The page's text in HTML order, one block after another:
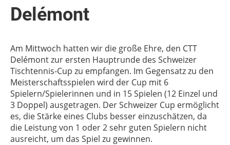
Delémont
Am Mittwoch hatten wir die große Ehre, den CTT
Delémont zur ersten Hauptrunde des Schweizer
Tischtennis-Cup zu empfangen. Im Gegensatz zu den
Meisterschaftsspielen wird der Cup mit 6
Spielern/Spielerinnen und in 15 Spielen (12 Einzel und
3 Doppel) ausgetragen. Der Schweizer Cup ermöglicht
es, die Stärke eines Clubs besser einzuschätzen, da
die Leistung von 1 oder 2 sehr guten Spielern nicht
ausreicht, um das Spiel zu gewinnen.